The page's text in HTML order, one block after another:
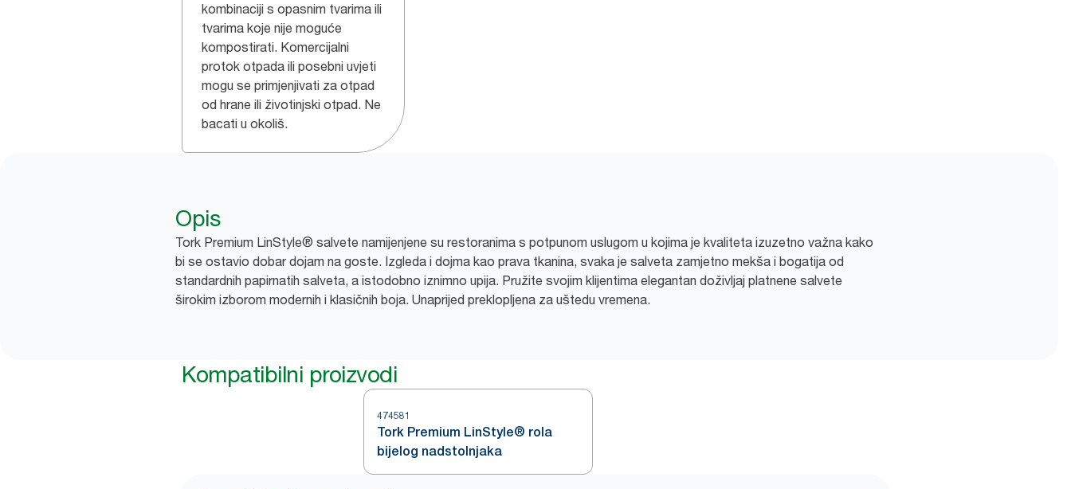
kombinaciji s opasnim tvarima ili
tvarima koje nije moguće
kompostirati. Komercijalni
protok otpada ili posebni uvjeti
mogu se primjenjivati za otpad
od hrane ili životinjski otpad. Ne
bacati u okoliš.
Opis
Tork Premium LinStyle® salvete namijenjene su restoranima s potpunom uslugom u kojima je kvaliteta izuzetno važna kako
bi se ostavio dobar dojam na goste. Izgleda i dojma kao prava tkanina, svaka je salveta zamjetno mekša i bogatija od
standardnih papirnatih salveta, a istodobno iznimno upija. Pružite svojim klijentima elegantan doživljaj platnene salvete
širokim izborom modernih i klasičnih boja. Unaprijed preklopljena za uštedu vremena.
Kompatibilni proizvodi
474581
Tork Premium LinStyle® rola
bijelog nadstolnjaka